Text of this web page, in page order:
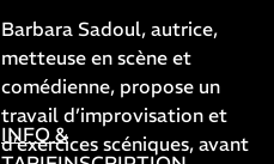
Barbara Sadoul, autrice,
metteuse en scène et
comédienne, propose un
travail d’improvisation et
d’exercices scéniques, avant
INFO &